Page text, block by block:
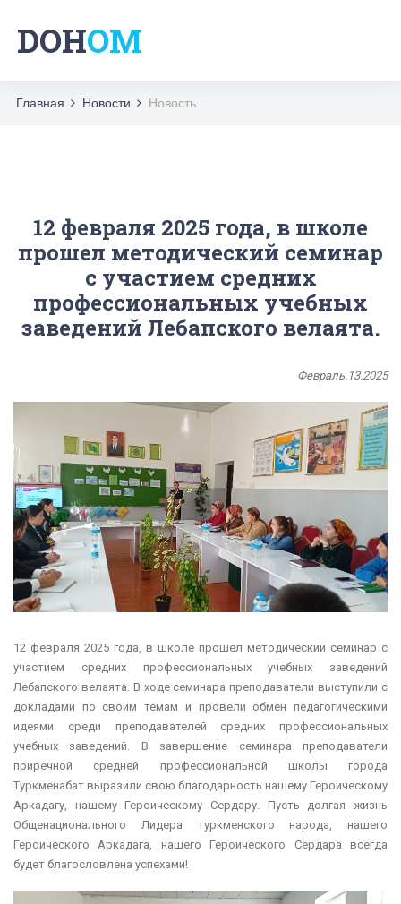
DOHOM
Главная Новости Новость
12 февраля 2025 года, в школе
прошел методический семинар
с участием средних
профессиональных учебных
заведений Лебапского велаята.
Февраль.13.2025
12 февраля 2025 года, в школе прошел методический семинар с
участием средних профессиональных учебных заведений
Лебапского велаята. В ходе семинара преподаватели выступили с
докладами по своим темам и провели обмен педагогическими
идеями среди преподавателей средних профессиональных
учебных заведений. В завершение семинара преподаватели
приречной средней профессиональной школы города
Туркменабат выразили свою благодарность нашему Героическому
Аркадагу, нашему Героическому Сердару. Пусть долгая жизнь
Общенационального Лидера туркменского народа, нашего
Героического Аркадага, нашего Героического Сердара всегда
будет благословлена ​​успехами!